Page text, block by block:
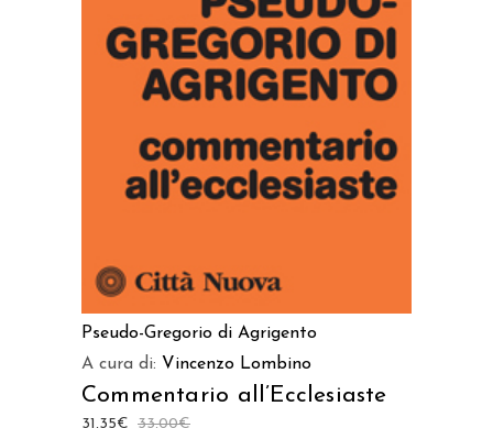
AGGIUNGI AL CARRELLO
Pseudo-Gregorio di Agrigento
A cura di: Vincenzo Lombino
Commentario all’Ecclesiaste
33,00€
31,35€